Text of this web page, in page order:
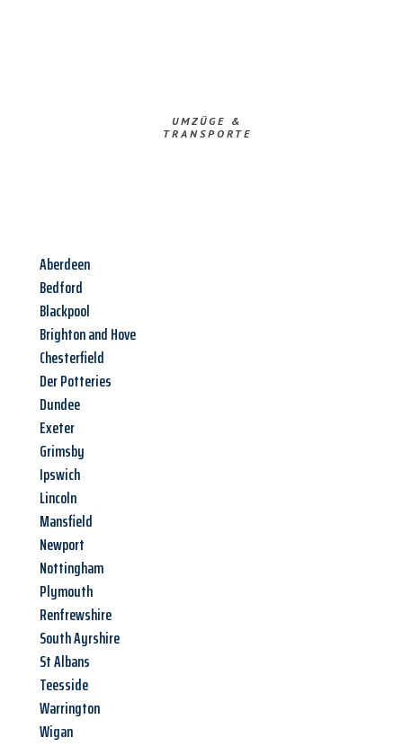
UMZÜGE &
TRANSPORTE
Aberdeen
Bedford
Blackpool
Brighton and Hove
Chesterfield
Der Potteries
Dundee
Exeter
Grimsby
Ipswich
Lincoln
Mansfield
Newport
Nottingham
Plymouth
Renfrewshire
South Ayrshire
St Albans
Teesside
Warrington
Wigan